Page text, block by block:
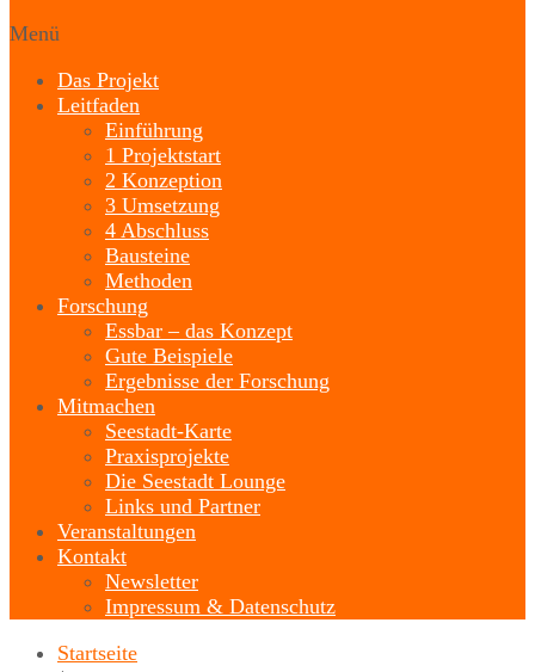
Menü
Das Projekt
Leitfaden
Einführung
1 Projektstart
2 Konzeption
3 Umsetzung
4 Abschluss
Bausteine
Methoden
Forschung
Essbar – das Konzept
Gute Beispiele
Ergebnisse der Forschung
Mitmachen
Seestadt-Karte
Praxisprojekte
Die Seestadt Lounge
Links und Partner
Veranstaltungen
Kontakt
Newsletter
Impressum & Datenschutz
Startseite